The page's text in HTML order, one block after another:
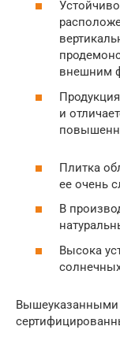
внешним
и
Плитка
ее очень
В
Высока
Вышеуказанными